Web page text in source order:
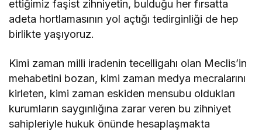
ettiğimiz faşist zihniyetin, bulduğu her fırsatta
adeta hortlamasının yol açtığı tedirginliği de hep
birlikte yaşıyoruz.
Kimi zaman milli iradenin tecelligahı olan Meclis’in
mehabetini bozan, kimi zaman medya mecralarını
kirleten, kimi zaman eskiden mensubu oldukları
kurumların saygınlığına zarar veren bu zihniyet
sahipleriyle hukuk önünde hesaplaşmakta